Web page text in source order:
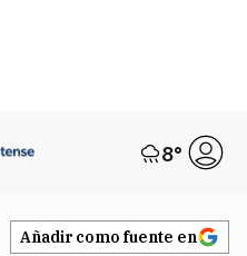
8°
Añadir como fuente en